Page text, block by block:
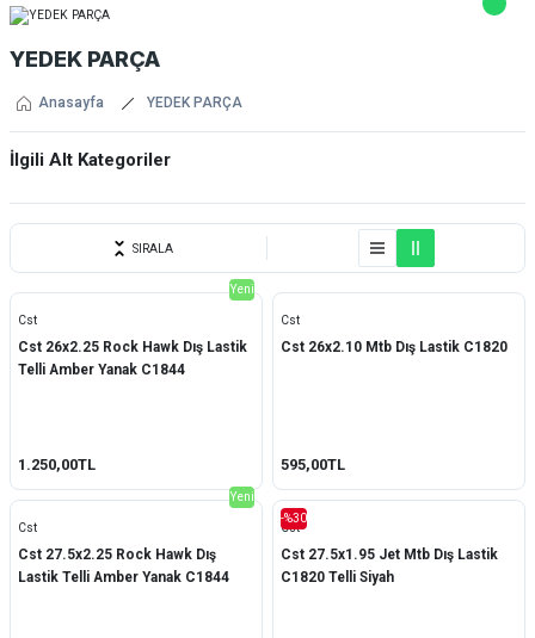
YEDEK PARÇA
Anasayfa YEDEK PARÇA
İlgili Alt Kategoriler
Teker Grubu
SIRALA
Yeni
Cst
Cst 26x2.25 Rock Hawk Dış Lastik
Telli Amber Yanak C1844
1.250,00TL
Cst
Cst 26x2.10 Mtb Dış Lastik C1820
595,00TL
Yeni
Cst
Cst 27.5x2.25 Rock Hawk Dış
Lastik Telli Amber Yanak C1844
-%30
Cst
Cst 27.5x1.95 Jet Mtb Dış Lastik
C1820 Telli Siyah